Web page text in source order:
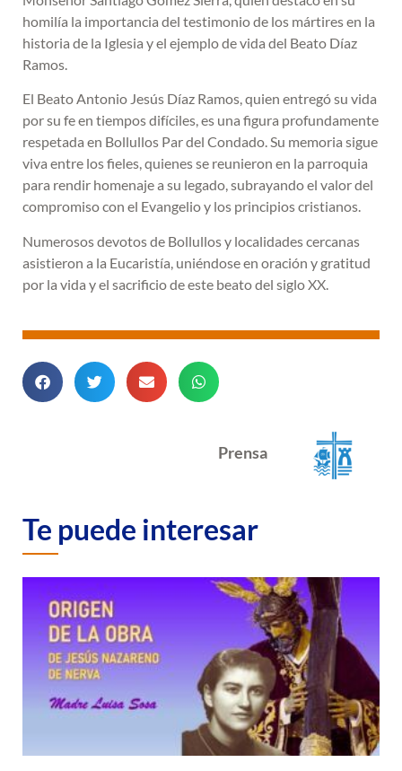
homilía la importancia del testimonio de los mártires en la
historia de la Iglesia y el ejemplo de vida del Beato Díaz
Ramos.
El Beato Antonio Jesús Díaz Ramos, quien entregó su vida
por su fe en tiempos difíciles, es una figura profundamente
respetada en Bollullos Par del Condado. Su memoria sigue
viva entre los fieles, quienes se reunieron en la parroquia
para rendir homenaje a su legado, subrayando el valor del
compromiso con el Evangelio y los principios cristianos.
Numerosos devotos de Bollullos y localidades cercanas
asistieron a la Eucaristía, uniéndose en oración y gratitud
por la vida y el sacrificio de este beato del siglo XX.
Prensa
Te puede interesar